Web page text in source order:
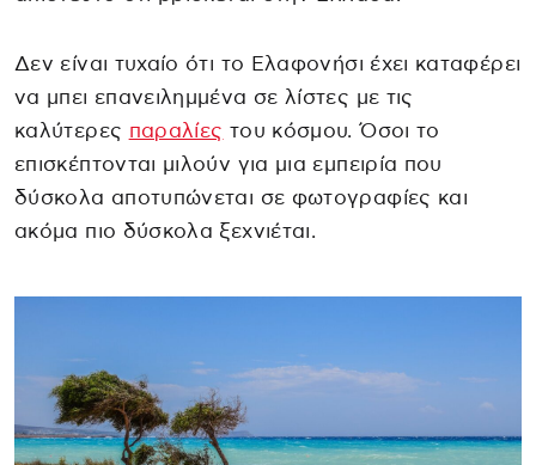
Δεν είναι τυχαίο ότι το Ελαφονήσι έχει καταφέρει
να μπει επανειλημμένα σε λίστες με τις
καλύτερες παραλίες του κόσμου. Όσοι το
επισκέπτονται μιλούν για μια εμπειρία που
δύσκολα αποτυπώνεται σε φωτογραφίες και
ακόμα πιο δύσκολα ξεχνιέται.